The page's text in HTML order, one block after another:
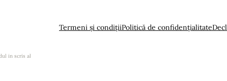
in scris al
Termeni și condițiiPolitică de confidențialitate